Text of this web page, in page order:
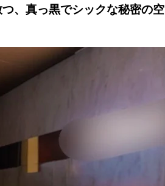
、真っ黒でシックな秘密の空